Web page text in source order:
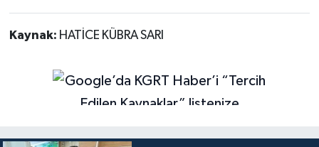
Kaynak: HATİCE KÜBRA SARI